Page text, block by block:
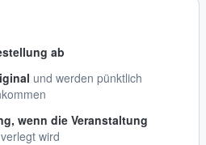
ab
und werden pünktlich
wenn die Veranstaltung
wird